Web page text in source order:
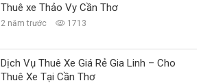
Thuê xe Thảo Vy Cần Thơ
2 năm trước 1713
Dịch Vụ Thuê Xe Giá Rẻ Gia Linh – Cho
Thuê Xe Tại Cần Thơ